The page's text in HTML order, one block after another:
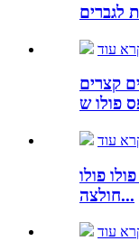
עוד
קצרים
עוד
פולו
חולצה...
עוד